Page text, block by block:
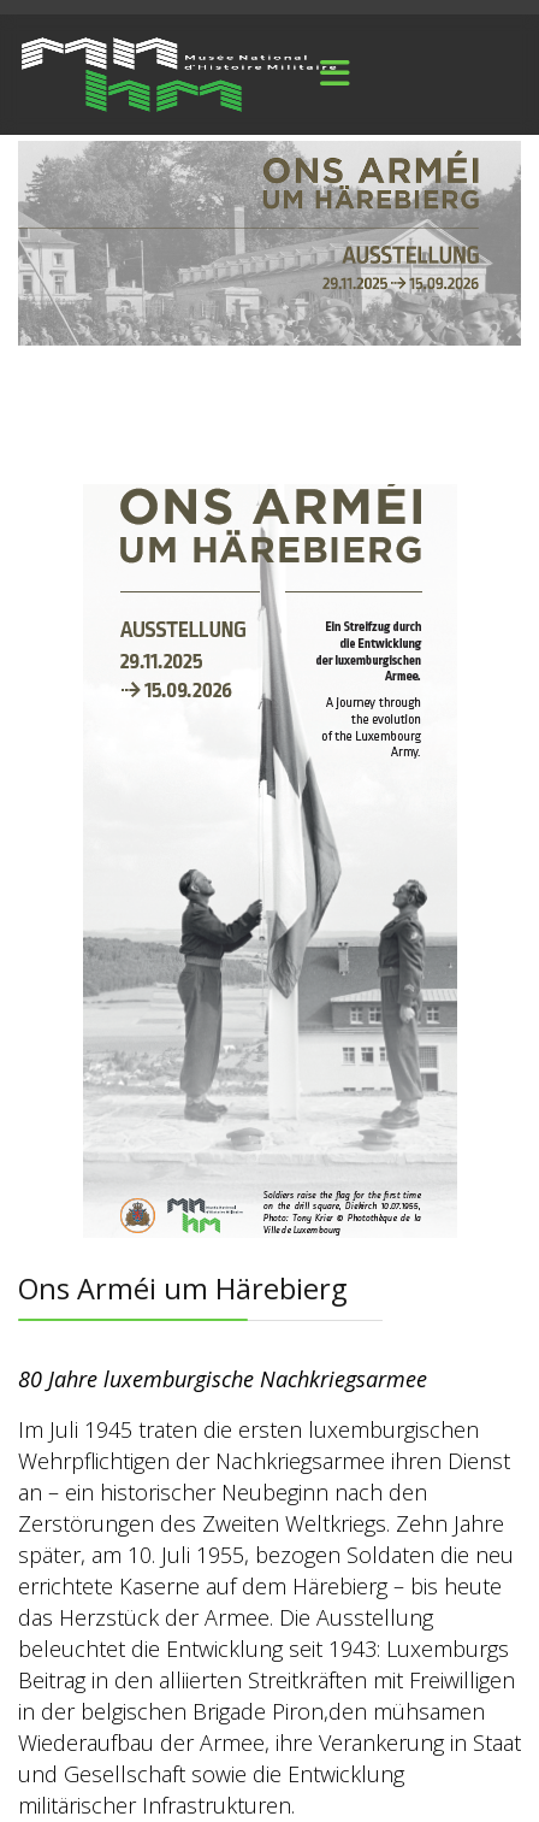
Ons Arméi um Härebierg
80 Jahre luxemburgische Nachkriegsarmee
Im Juli 1945 traten die ersten luxemburgischen
Wehrpflichtigen der Nachkriegsarmee ihren Dienst
an – ein historischer Neubeginn nach den
Zerstörungen des Zweiten Weltkriegs. Zehn Jahre
später, am 10. Juli 1955, bezogen Soldaten die neu
errichtete Kaserne auf dem Härebierg – bis heute
das Herzstück der Armee. Die Ausstellung
beleuchtet die Entwicklung seit 1943: Luxemburgs
Beitrag in den alliierten Streitkräften mit Freiwilligen
in der belgischen Brigade Piron,den mühsamen
Wiederaufbau der Armee, ihre Verankerung in Staat
und Gesellschaft sowie die Entwicklung
militärischer Infrastrukturen.